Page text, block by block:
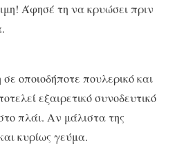
Άφησέ τη να κρυώσει πριν
οποιοδήποτε πουλερικό και
εξαιρετικό συνοδευτικό
πλάι. Αν μάλιστα της
κυρίως γεύμα.